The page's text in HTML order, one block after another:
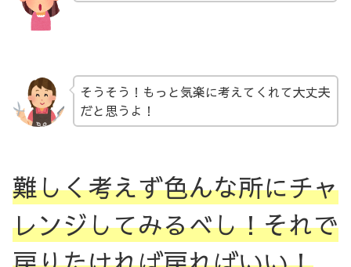
そうそう！もっと気楽に考えてくれて大丈夫
だと思うよ！
難しく考えず色んな所にチャ
レンジしてみるべし！それで